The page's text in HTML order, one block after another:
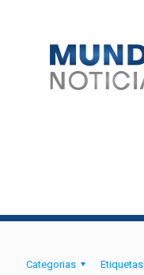
Categorias Etiquetas